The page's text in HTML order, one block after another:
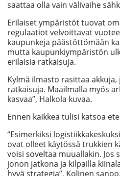
saattaa olla vain välivaihe
Erilaiset ympäristöt tuovat
regulaatiot velvoittavat
kaupunkeja päästöttömään
mutta kaupunkiympäristön
erilaisia ratkaisuja.
Kylmä ilmasto rasittaa akkuja,
ratkaisuja. Maailmalla myös
kasvaa”, Halkola kuvaa.
Ennen kaikkea tulisi katsoa
“Esimerkiksi
ovat olleet käytössä trukkien
voisi soveltaa muuallakin. Jos
jonon jatkona ja kilpailla
hyvä strategia”, Kolinen sanoo.